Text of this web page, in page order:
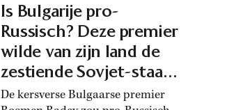
Is Bulgarije pro-
Russisch? Deze premier
wilde van zijn land de
zestiende Sovjet-staat
maken
De kersverse Bulgaarse premier